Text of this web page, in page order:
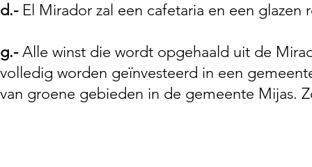
d.-El Mirador zal een cafetaria en een glazen
g.-Alle winst die wordt opgehaald uit de
volledig worden geïnvesteerd in een
van groene gebieden in de gemeente Mijas.